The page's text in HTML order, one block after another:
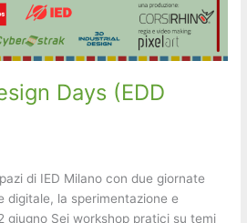
Days (EDD
di IED Milano con due giornate
digitale, la sperimentazione e
giugno ​Sei workshop pratici su temi